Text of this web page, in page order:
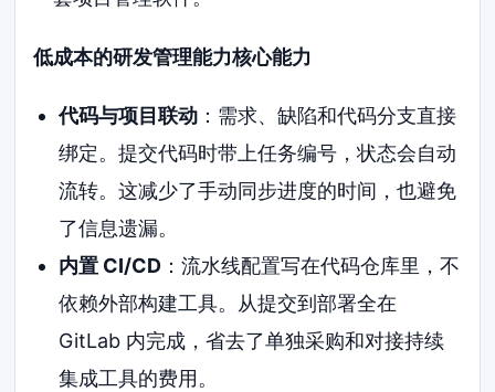
低成本的研发管理能力核心能力
代码与项目联动：需求、缺陷和代码分支直接
绑定。提交代码时带上任务编号，状态会自动
流转。这减少了手动同步进度的时间，也避免
了信息遗漏。
内置 CI/CD：流水线配置写在代码仓库里，不
依赖外部构建工具。从提交到部署全在
GitLab 内完成，省去了单独采购和对接持续
集成工具的费用。